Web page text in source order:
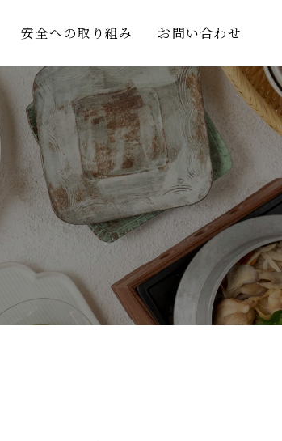
安全への取り組み お問い合わせ